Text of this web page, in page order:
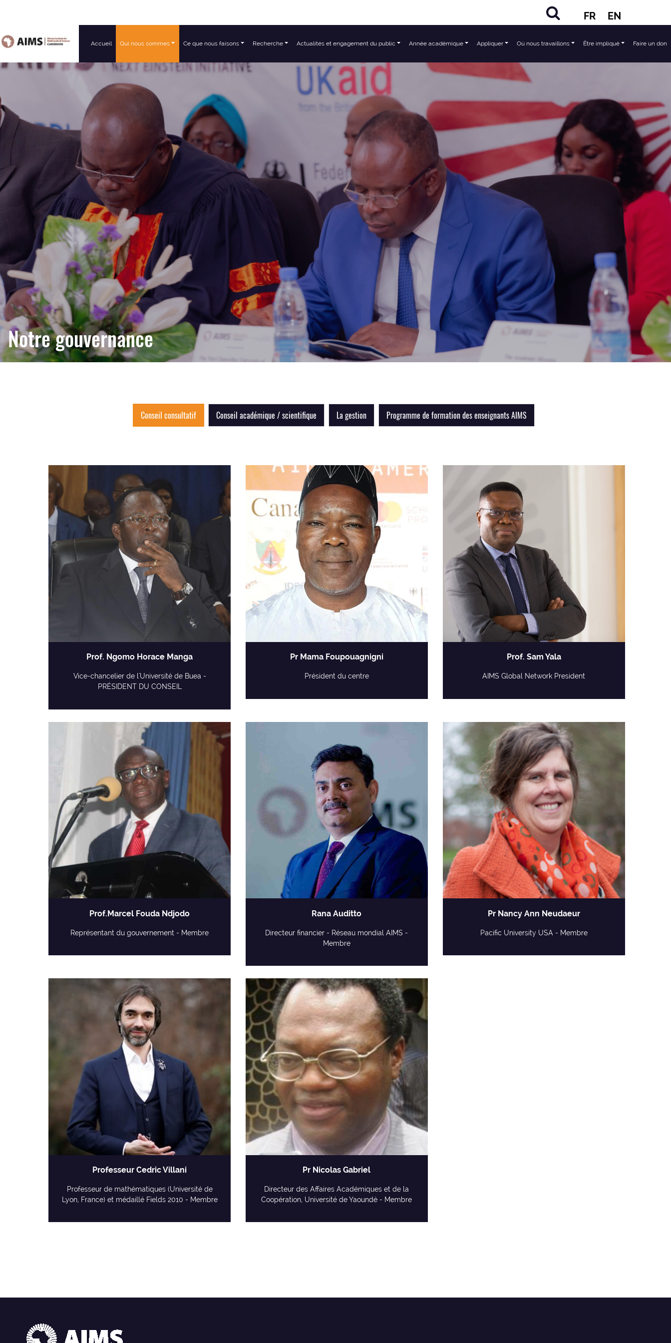
FR EN
Navigation principale
Accueil Qui nous sommes Ce que nous faisons Recherche Actualités et engagement du public Année académique Appliquer Où nous travaillons Être impliqué Faire un don
Notre gouvernance
Conseil consultatif Conseil académique / scientifique La gestion Programme de formation des enseignants AIMS
Prof. Ngomo Horace Manga
Vice-chancelier de l'Université de Buea -
PRÉSIDENT DU CONSEIL
Pr Mama Foupouagnigni
Président du centre
Prof. Sam Yala
AIMS Global Network President
Prof.Marcel Fouda Ndjodo
Représentant du gouvernement - Membre
Rana Auditto
Directeur financier - Réseau mondial AIMS -
Membre
Pr Nancy Ann Neudaeur
Pacific University USA - Membre
Professeur Cedric Villani
Professeur de mathématiques (Université de
Lyon, France) et médaillé Fields 2010 - Membre
Pr Nicolas Gabriel
Directeur des Affaires Académiques et de la
Coopération, Université de Yaoundé - Membre